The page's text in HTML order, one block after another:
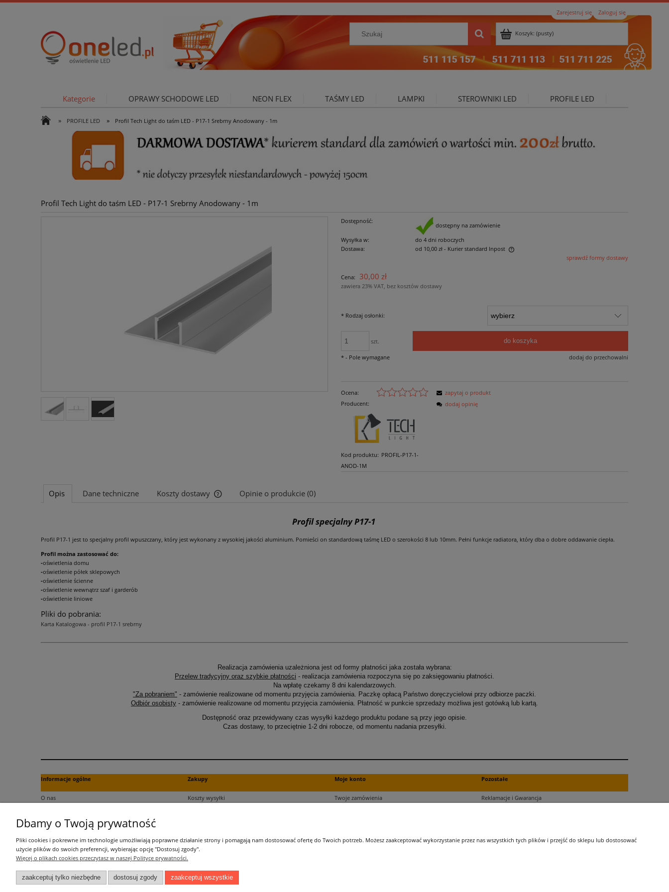
Zarejestruj się Zaloguj się
Koszyk: (pusty)
Kategorie OPRAWY SCHODOWE LED NEON FLEX TAŚMY LED LAMPKI STEROWNIKI LED PROFILE LED
OŚWIETLENIE ZEWNĘTRZNE
» PROFILE LED » Profil Tech Light do taśm LED - P17-1 Srebrny Anodowany - 1m
Profil Tech Light do taśm LED - P17-1 Srebrny Anodowany - 1m
Dostępność:
dostępny na zamówienie
Wysyłka w:
do 4 dni roboczych
Dostawa:
od 10,00 zł - Kurier standard Inpost
płatności
sprawdź formy dostawy
Cena: 30,00 zł
zawiera 23% VAT, bez kosztów dostawy
*Rodzaj osłonki:
szt. do koszyka
dodaj do przechowalni
*- Pole wymagane
Ocena:
Producent:
Kod produktu: PROFIL-P17-1-
ANOD-1M
zapytaj o produkt
dodaj opinię
Opis Dane techniczne Koszty dostawy
Cena nie zawiera ewentualnych kosztów
Opinie o produkcie (0)
Profil specjalny P17-1
Profil P17-1 jest to specjalny profil wpuszczany, który jest wykonany z wysokiej jakości aluminium. Pomieści on standardową taśmę LED o szerokości 8 lub 10mm. Pełni funkcje radiatora, który dba o dobre oddawanie ciepła.
Profil można zastosować do:
-oświetlenia domu
-oświetlenie półek sklepowych
-oświetlenie ścienne
-oświetlenie wewnątrz szaf i garderób
-oświetlenie liniowe
Pliki do pobrania:
Karta Katalogowa - profil P17-1 srebrny
Realizacja zamówienia uzależniona jest od formy płatności jaka została wybrana:
Przelew tradycyjny oraz szybkie płatności - realizacja zamówienia rozpoczyna się po zaksięgowaniu płatności.
Na wpłatę czekamy 8 dni kalendarzowych.
"Za pobraniem" - zamówienie realizowane od momentu przyjęcia zamówienia. Paczkę opłacą Państwo doręczycielowi przy odbiorze paczki.
Odbiór osobisty - zamówienie realizowane od momentu przyjęcia zamówienia. Płatność w punkcie sprzedaży możliwa jest gotówką lub kartą.
Dostępność oraz przewidywany czas wysyłki każdego produktu podane są przy jego opisie.
Czas dostawy, to przeciętnie 1-2 dni robocze, od momentu nadania przesyłki.
Informacje ogólne
O nas
Regulamin
Polityka prywatności
Informacje o przetwarzaniu danych
Zakupy
Koszty wysyłki
Czas realizacji zamówień
Moje konto
Twoje zamówienia
Pozostałe
Reklamacje i Gwarancja
Łatwy dojazd z Sopotu, Gdańska i Gdyni - przekonaj się i kup również na miejscu!
Dbamy o Twoją prywatność
Pliki cookies i pokrewne im technologie umożliwiają poprawne działanie strony i pomagają nam dostosować ofertę do Twoich potrzeb. Możesz zaakceptować wykorzystanie przez nas wszystkich tych plików i przejść do sklepu lub dostosować
użycie plików do swoich preferencji, wybierając opcję "Dostosuj zgody".
Więcej o plikach cookies przeczytasz w naszej Polityce prywatności.
zaakceptuj tylko niezbędne dostosuj zgody zaakceptuj wszystkie